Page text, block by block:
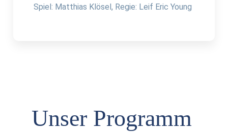
Spiel: Matthias Klösel, Regie: Leif Eric Young
Unser Programm